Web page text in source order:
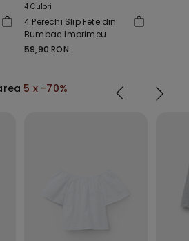
4 Culori
4 Perechi Slip Fete din
Bumbac Imprimeu
59,90 RON
5 x -70%